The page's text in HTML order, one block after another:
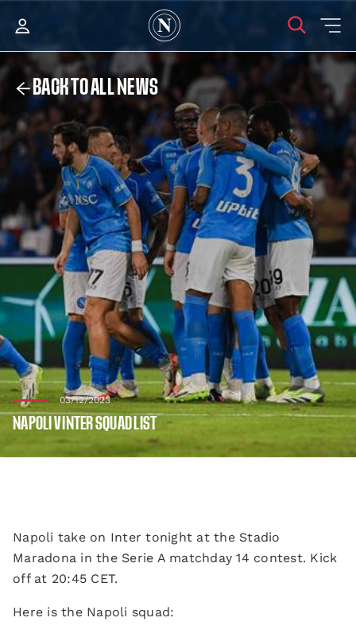
BACK TO ALL NEWS
03/12/2023
NAPOLI V INTER SQUAD LIST
Napoli take on Inter tonight at the Stadio
Maradona in the Serie A matchday 14 contest. Kick
off at 20:45 CET.
Here is the Napoli squad: